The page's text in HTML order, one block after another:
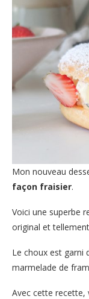
Mon nouveau
façon fraisier.
Voici une superbe
original et
Le choux est garni
marmelade de
Avec cette recette,